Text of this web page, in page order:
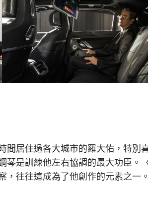
居住過各大城市的羅大佑，特別
琴是訓練他左右協調的最大功臣
，往往這成為了他創作的元素之